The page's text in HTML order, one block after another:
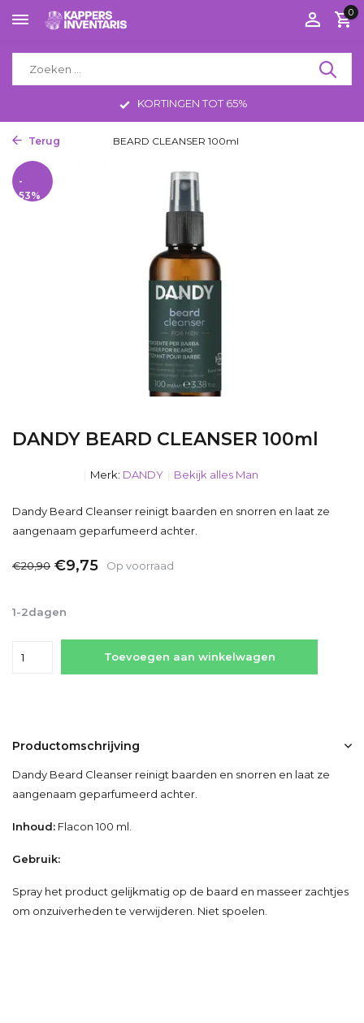
0
KORTINGEN TOT 65%
Terug BEARD CLEANSER 100ml
DANDY BEARD CLEANSER 100ml
-
53%
Merk: DANDY Bekijk alles Man
Dandy Beard Cleanser reinigt baarden en snorren en laat ze
aangenaam geparfumeerd achter.
€20,90 €9,75 Op voorraad
1-2dagen
Toevoegen aan winkelwagen
Productomschrijving
Dandy Beard Cleanser reinigt baarden en snorren en laat ze
aangenaam geparfumeerd achter.
Inhoud: Flacon 100 ml.
Gebruik:
Spray het product gelijkmatig op de baard en masseer zachtjes
om onzuiverheden te verwijderen. Niet spoelen.